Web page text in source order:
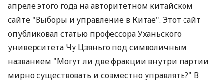
апреле этого года на авторитетном китайском
сайте "Выборы и управление в Китае". Этот сайт
опубликовал статью профессора Уханьского
университета Чу Цзяньго под символичным
названием "Могут ли две фракции внутри партии
мирно существовать и совместно управлять?" В